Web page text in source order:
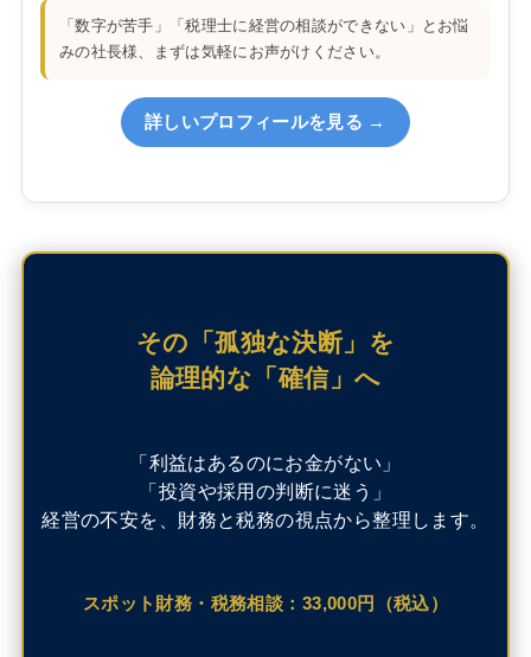
「数字が苦手」「税理士に経営の相談ができない」とお悩
みの社長様、まずは気軽にお声がけください。
詳しいプロフィールを見る →
その「孤独な決断」を
論理的な「確信」へ
「利益はあるのにお金がない」
「投資や採用の判断に迷う」
経営の不安を、財務と税務の視点から整理します。
スポット財務・税務相談：33,000円（税込）